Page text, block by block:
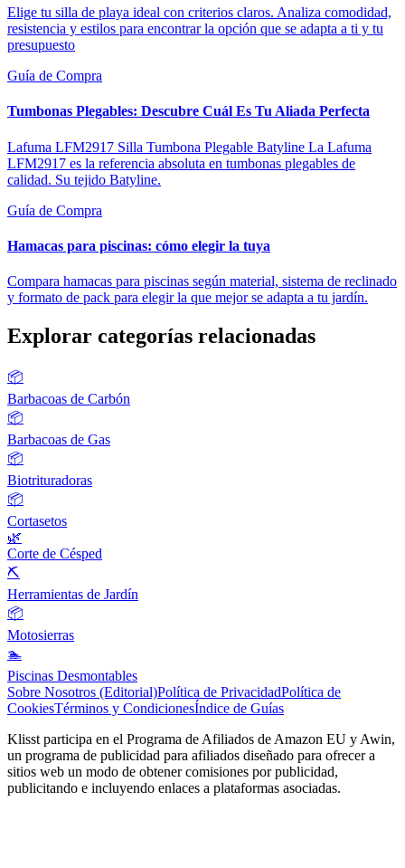
Elige tu silla de playa ideal con criterios claros. Analiza comodidad,
resistencia y estilos para encontrar la opción que se adapta a ti y tu
presupuesto
Guía de Compra
Tumbonas Plegables: Descubre Cuál Es Tu Aliada Perfecta
Lafuma LFM2917 Silla Tumbona Plegable Batyline La Lafuma
LFM2917 es la referencia absoluta en tumbonas plegables de
calidad. Su tejido Batyline.
Guía de Compra
Hamacas para piscinas: cómo elegir la tuya
Compara hamacas para piscinas según material, sistema de reclinado
y formato de pack para elegir la que mejor se adapta a tu jardín.
Explorar categorías relacionadas
📦
Barbacoas de Carbón
📦
Barbacoas de Gas
📦
Biotrituradoras
📦
Cortasetos
🌿
Corte de Césped
⛏️
Herramientas de Jardín
📦
Motosierras
🏊
Piscinas Desmontables
Sobre Nosotros (Editorial)Política de PrivacidadPolítica de
CookiesTérminos y CondicionesÍndice de Guías
Klisst participa en el Programa de Afiliados de Amazon EU y Awin,
un programa de publicidad para afiliados diseñado para ofrecer a
sitios web un modo de obtener comisiones por publicidad,
publicitando e incluyendo enlaces a plataformas asociadas.